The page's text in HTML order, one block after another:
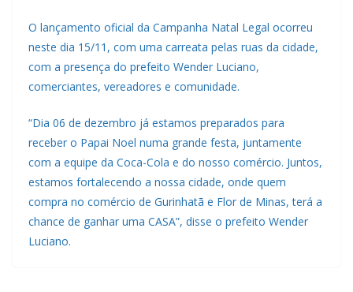
O lançamento oficial da Campanha Natal Legal ocorreu
neste dia 15/11, com uma carreata pelas ruas da cidade,
com a presença do prefeito Wender Luciano,
comerciantes, vereadores e comunidade.
“Dia 06 de dezembro já estamos preparados para
receber o Papai Noel numa grande festa, juntamente
com a equipe da Coca-Cola e do nosso comércio. Juntos,
estamos fortalecendo a nossa cidade, onde quem
compra no comércio de Gurinhatã e Flor de Minas, terá a
chance de ganhar uma CASA”, disse o prefeito Wender
Luciano.